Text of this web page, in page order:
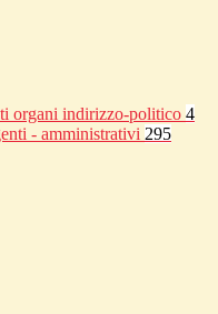
organi indirizzo-politico 4
- amministrativi 295